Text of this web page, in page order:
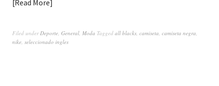
Read More
Filed underDeporte, General, Moda Tagged all blacks, camiseta, camiseta negra,
nike, seleccionado ingles